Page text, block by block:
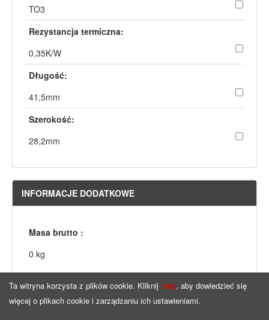
TO3
Rezystancja termiczna:
0,35K/W
Długość:
41,5mm
Szerokość:
28,2mm
INFORMACJE DODATKOWE
Masa brutto :
0 kg
Ta witryna korzysta z plików cookie. Kliknij tutaj, aby dowiedzieć się
więcej o plikach cookie i zarządzaniu ich ustawieniami.